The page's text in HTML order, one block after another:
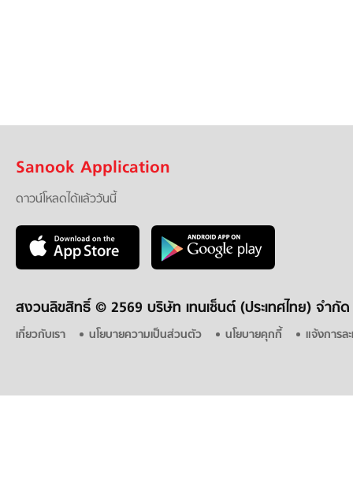
Sanook Application
ดาวน์โหลดได้แล้ววันนี้
สงวนลิขสิทธิ์ © 2569 บริษัท เทนเซ็นต์ (ประเทศไทย) จำกัด
เกี่ยวกับเรา นโยบายความเป็นส่วนตัว นโยบายคุกกี้ แจ้งการล